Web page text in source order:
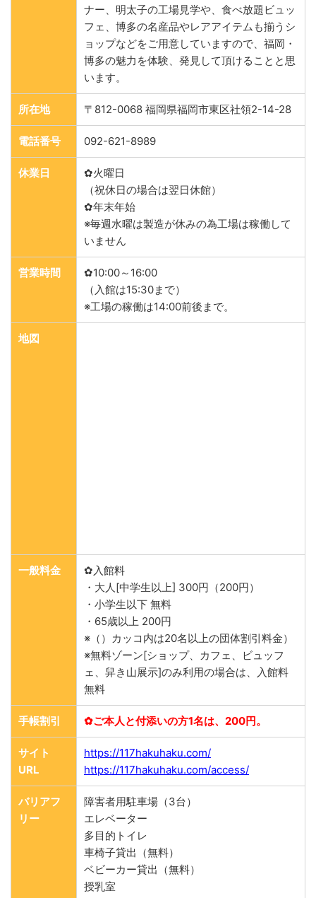
ナー、明太子の工場見学や、食べ放題ビュッ
フェ、博多の名産品やレアアイテムも揃うシ
ョップなどをご用意していますので、福岡・
博多の魅力を体験、発見して頂けることと思
います。
所在地 〒812-0068 福岡県福岡市東区社領2-14-28
電話番号 092-621-8989
休業日
✿火曜日
（祝休日の場合は翌日休館）
✿年末年始
※毎週水曜は製造が休みの為工場は稼働して
いません
営業時間
✿10:00～16:00
（入館は15:30まで）
※工場の稼働は14:00前後まで。
地図
一般料金
✿入館料
・大人[中学生以上] 300円（200円）
・小学生以下 無料
・65歳以上 200円
※（）カッコ内は20名以上の団体割引料金）
※無料ゾーン[ショップ、カフェ、ビュッフ
ェ、舁き山展示]のみ利用の場合は、入館料
無料
手帳割引 ✿ご本人と付添いの方1名は、200円。
サイト
URL
https://117hakuhaku.com/
https://117hakuhaku.com/access/
バリアフ
リー
障害者用駐車場（3台）
エレベーター
多目的トイレ
車椅子貸出（無料）
ベビーカー貸出（無料）
授乳室